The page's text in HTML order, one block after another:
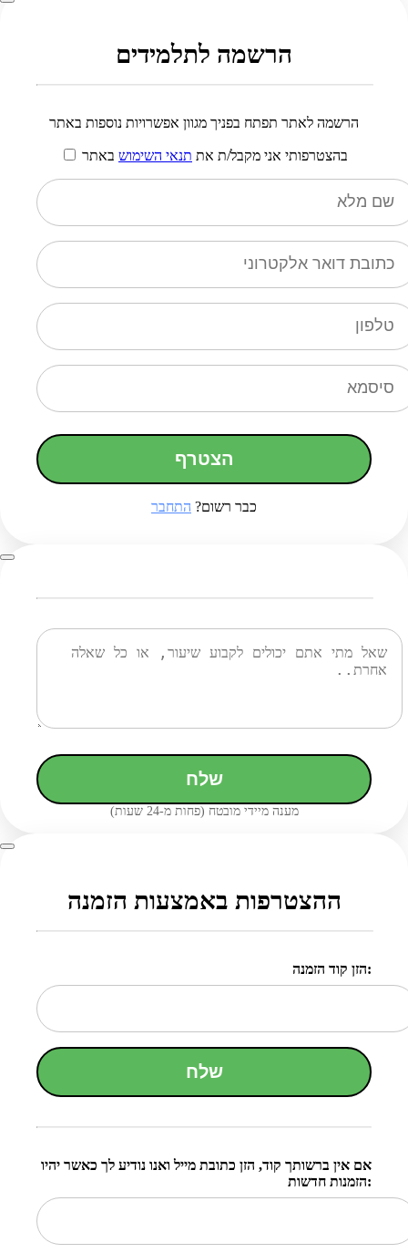
הרשמה לתלמידים
הרשמה לאתר תפתח בפניך מגוון אפשרויות נוספות באתר
בהצטרפותי אני מקבל/ת את תנאי השימוש באתר
הצטרף
כבר רשום? התחבר
שלח
מענה מיידי מובטח (פחות מ-24 שעות)
ההצטרפות באמצעות הזמנה
הזן קוד הזמנה:
שלח
אם אין ברשותך קוד, הזן כתובת מייל ואנו נודיע לך כאשר יהיו
הזמנות חדשות: